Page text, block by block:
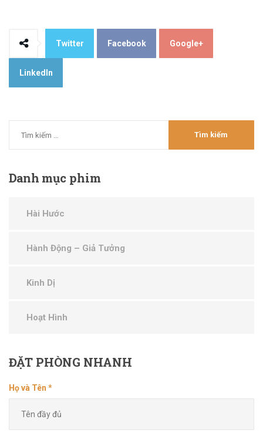
Twitter Facebook Google+
LinkedIn
Danhmục phim
Hài Hước
Hành Động – Giả Tưởng
Kinh Dị
Hoạt Hình
ĐẶTPHÒNG NHANH
Họ và Tên *